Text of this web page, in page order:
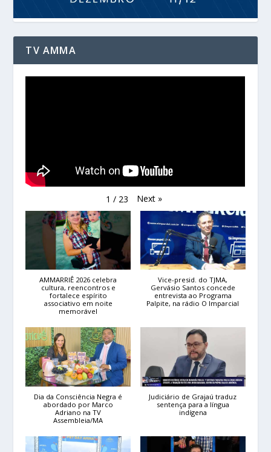
TV AMMA
1 / 23 Next »
AMMARRIÊ 2026 celebra
cultura, reencontros e
fortalece espírito
associativo em noite
memorável
Vice-presid. do TJMA,
Gervásio Santos concede
entrevista ao Programa
Palpite, na rádio O Imparcial
Dia da Consciência Negra é
abordado por Marco
Adriano na TV
Assembleia/MA
Judiciário de Grajaú traduz
sentença para a língua
indígena